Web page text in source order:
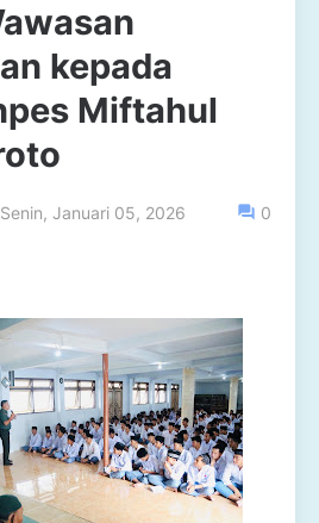
kepada
Miftahul
Senin, Januari 05, 2026 0